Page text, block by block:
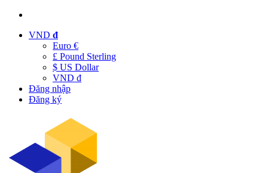
VND đ
Euro €
£ Pound Sterling
$ US Dollar
VND đ
Đăng nhập
Đăng ký